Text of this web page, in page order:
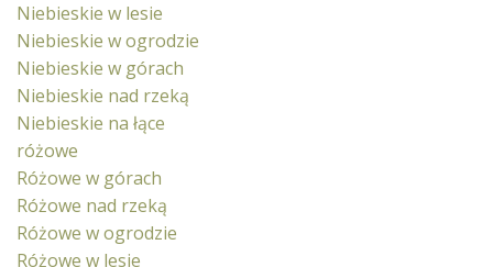
Niebieskie w lesie
Niebieskie w ogrodzie
Niebieskie w górach
Niebieskie nad rzeką
Niebieskie na łące
różowe
Różowe w górach
Różowe nad rzeką
Różowe w ogrodzie
Różowe w lesie